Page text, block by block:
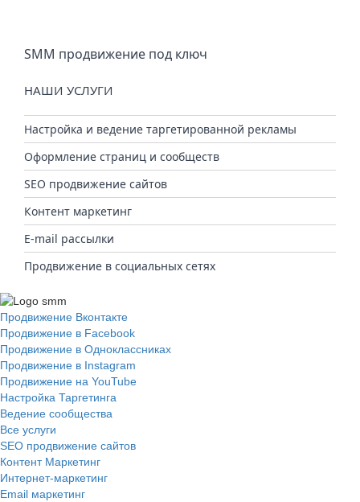
SMM продвижение под ключ
НАШИ УСЛУГИ
Настройка и ведение таргетированной рекламы
Оформление страниц и сообществ
SEO продвижение сайтов
Контент маркетинг
E-mail рассылки
Продвижение в социальных сетях
Продвижение Вконтакте
Продвижение в Facebook
Продвижение в Одноклассниках
Продвижение в Instagram
Продвижение на YouTube
Настройка Таргетинга
Ведение сообщества
Все услуги
SEO продвижение сайтов
Контент Маркетинг
Интернет-маркетинг
Email маркетинг